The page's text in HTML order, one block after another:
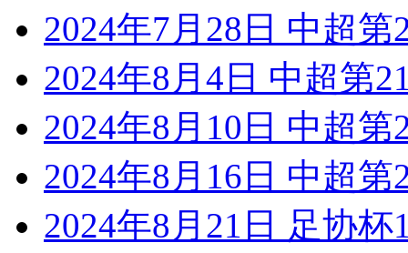
2024年7月28日 中超
2024年8月4日 中超第
2024年8月10日 中超
2024年8月16日 中超
2024年8月21日 足协